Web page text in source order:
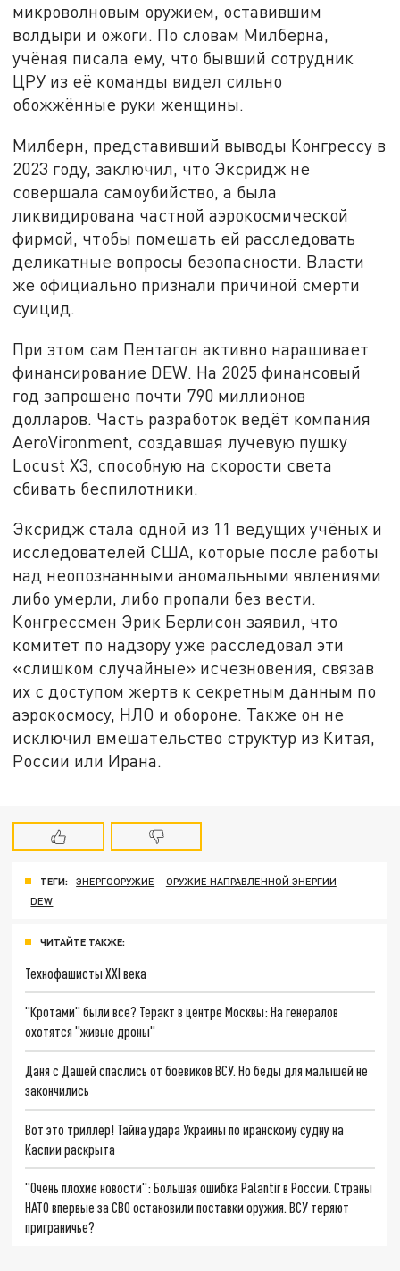
микроволновым оружием, оставившим
волдыри и ожоги. По словам Милберна,
учёная писала ему, что бывший сотрудник
ЦРУ из её команды видел сильно
обожжённые руки женщины.
Милберн, представивший выводы Конгрессу в
2023 году, заключил, что Эксридж не
совершала самоубийство, а была
ликвидирована частной аэрокосмической
фирмой, чтобы помешать ей расследовать
деликатные вопросы безопасности. Власти
же официально признали причиной смерти
суицид.
При этом сам Пентагон активно наращивает
финансирование DEW. На 2025 финансовый
год запрошено почти 790 миллионов
долларов. Часть разработок ведёт компания
AeroVironment, создавшая лучевую пушку
Locust X3, способную на скорости света
сбивать беспилотники.
Эксридж стала одной из 11 ведущих учёных и
исследователей США, которые после работы
над неопознанными аномальными явлениями
либо умерли, либо пропали без вести.
Конгрессмен Эрик Берлисон заявил, что
комитет по надзору уже расследовал эти
«слишком случайные» исчезновения, связав
их с доступом жертв к секретным данным по
аэрокосмосу, НЛО и обороне. Также он не
исключил вмешательство структур из Китая,
России или Ирана.
ТЕГИ: ЭНЕРГООРУЖИЕ
ОРУЖИЕ НАПРАВЛЕННОЙ ЭНЕРГИИ
DEW
ЧИТАЙТЕ ТАКЖЕ:
Технофашисты XXI века
"Кротами" были все? Теракт в центре Москвы: На генералов
охотятся "живые дроны"
Даня с Дашей спаслись от боевиков ВСУ. Но беды для малышей не
закончились
Вот это триллер! Тайна удара Украины по иранскому судну на
Каспии раскрыта
"Очень плохие новости": Большая ошибка Palantir в России. Страны
НАТО впервые за СВО остановили поставки оружия. ВСУ теряют
приграничье?